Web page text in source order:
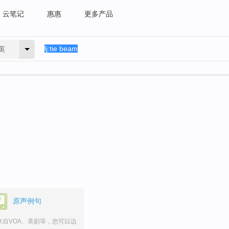
云笔记 惠惠 更多产品
原声例句
自VOA、美剧等，您可以边